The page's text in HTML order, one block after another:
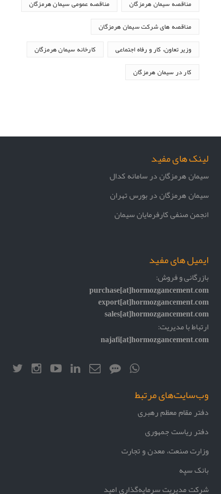
مناقصه سیمان هرمزگان مناقصه عمومی سیمان هرمزگان
مناقصه های شرکت سیمان هرمزگان
وزیر تعاون، کار و رفاه اجتماعی کارخانه سیمان هرمزگان
کار در سیمان هرمزگان
لینک های مفید
سیمان هرمزگان در سامانه کدال
سیمان هرمزگان در بورس تهران
انجمن صنفی کارفرمایان سیمان
ایمیل های مفید
بازرگانی و فروش:
purchase[at]hormozgancement.com
export[at]hormozgancement.com
sales[at]hormozgancement.com
ارتباط با مدیریت:
najafi[at]hormozgancement.com
وب‌سایت‌های مرتبط
دفتر مقام معظم رهبری
دفتر ریاست جمهوری
وزارت صنعت، معدن و تجارت
بانک سپه
شرکت مدیریت سرمایه‌گذاری امید